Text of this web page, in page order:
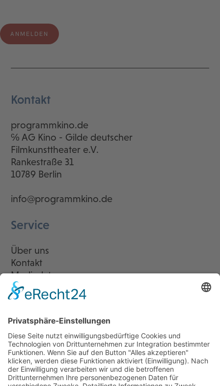
Kontakt
programmkino.de
℅ AG Kino - Gilde deutscher
Filmkunsttheater e.V.
Rankestraße 31
10789 Berlin
info@programmkino.de
Service
Über uns
Kontakt
Mediadaten
Newsletter
LogIn
Legal
Impressum
Datenschutzerklärung
Cookie-Einstellungen